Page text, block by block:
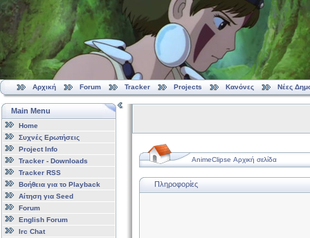
Αρχική Forum Tracker Projects Κανόνες Νέες
Main Menu
Home
Συχνές Ερωτήσεις
Project Info
Tracker - Downloads
Tracker RSS
Βοήθεια για το Playback
Αίτηση για Seed
Forum
English Forum
Irc Chat
AnimeClipse Αρχική σελίδα
Πληροφορίες